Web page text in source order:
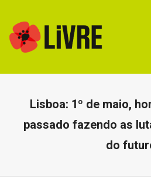
Lisboa: 1º de maio,
passado fazendo as
do